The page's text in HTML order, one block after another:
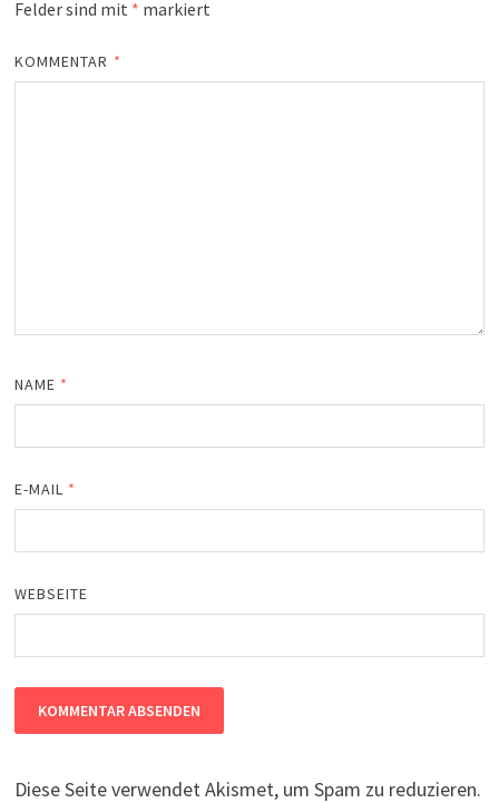
Felder sind mit * markiert
KOMMENTAR *
NAME *
E-MAIL *
WEBSEITE
Diese Seite verwendet Akismet, um Spam zu reduzieren.